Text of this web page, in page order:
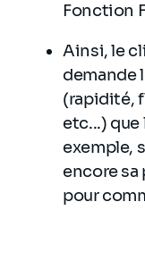
Fonction
Ainsi, le
demande
(rapidité,
etc...)
exemple,
encore
pour